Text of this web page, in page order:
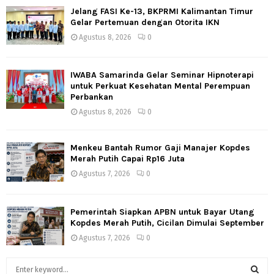
Jelang FASI Ke-13, BKPRMI Kalimantan Timur
Gelar Pertemuan dengan Otorita IKN
Agustus 8, 2026 0
IWABA Samarinda Gelar Seminar Hipnoterapi
untuk Perkuat Kesehatan Mental Perempuan
Perbankan
Agustus 8, 2026 0
Menkeu Bantah Rumor Gaji Manajer Kopdes
Merah Putih Capai Rp16 Juta
Agustus 7, 2026 0
Pemerintah Siapkan APBN untuk Bayar Utang
Kopdes Merah Putih, Cicilan Dimulai September
Agustus 7, 2026 0